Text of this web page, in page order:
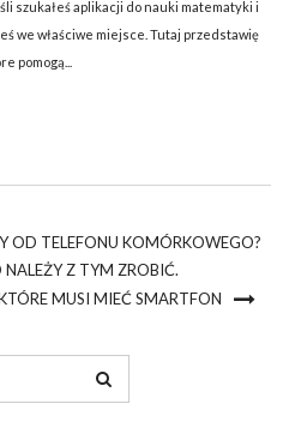
szukałeś aplikacji do nauki matematyki i
we właściwe miejsce. Tutaj przedstawię
pomogą...
OD TELEFONU KOMÓRKOWEGO?
Z TYM ZROBIĆ.
MUSI MIEĆ SMARTFON